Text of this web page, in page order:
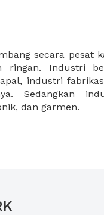
dan garmen.